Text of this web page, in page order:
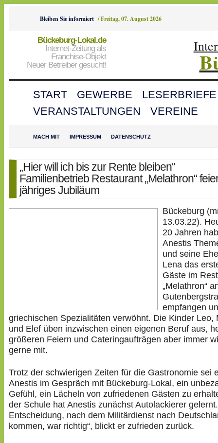
Bleiben Sie informiert /Freitag, 07. August 2026
Bückeburg-Lokal.de
Internet-Zeitung als
Franchise-Objekt
Neuer Betreiber gesucht!
START GEWERBE
LESERBRIEFE
VERANSTALTUNGEN
VEREINE
MACH MIT IMPRESSUM DATENSCHUTZ
„Hier will ich bis zur Rente bleiben“
Familienbetrieb Restaurant „Melathron“
jähriges Jubiläum
Bückeburg
13.03.22).
20 Jahren
Anestis
und seine
Lena das
Gäste im
„Melathron“
empfangen
griechischen Spezialitäten verwöhnt. Die Kinder Leo,
und Elef üben inzwischen einen eigenen Beruf aus,
größeren Feiern und Cateringaufträgen aber immer
gerne mit.
Trotz der schwierigen Zeiten für die Gastronomie sei
Anestis im Gespräch mit Bückeburg-Lokal, ein
Gefühl, ein Lächeln von zufriedenen Gästen zu
der Schule hat Anestis zunächst Autolackierer
Entscheidung, nach dem Militärdienst nach
kommen, war richtig“, blickt er zufrieden zurück.